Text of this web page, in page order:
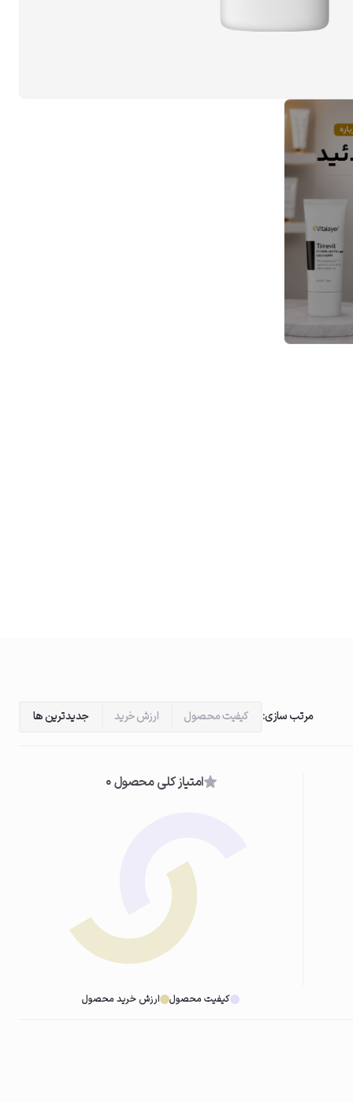
مرتب سازی: کیفیت محصول ارزش خرید جدیدترین ها
امتیاز کلی محصول 0
کیفیت محصول ارزش خرید محصول